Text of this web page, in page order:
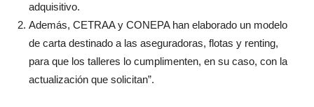
adquisitivo.
Además, CETRAA y CONEPA han elaborado un modelo
de carta destinado a las aseguradoras, flotas y renting,
para que los talleres lo cumplimenten, en su caso, con la
actualización que solicitan”.